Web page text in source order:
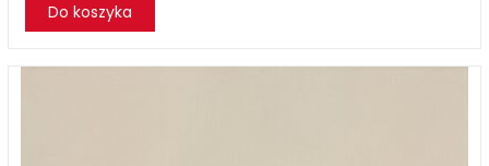
Do koszyka